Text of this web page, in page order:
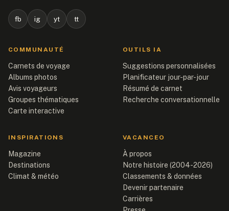
fb ig yt tt
COMMUNAUTÉ
Carnets de voyage
Albums photos
Avis voyageurs
Groupes thématiques
Carte interactive
OUTILS IA
Suggestions personnalisées
Planificateur jour-par-jour
Résumé de carnet
Recherche conversationnelle
INSPIRATIONS
Magazine
Destinations
Climat & météo
VACANCEO
À propos
Notre histoire (2004-2026)
Classements & données
Devenir partenaire
Carrières